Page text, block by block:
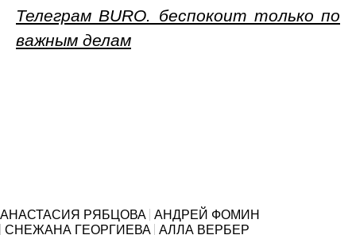
Телеграм BURO. беспокоит только по
важным делам
АНАСТАСИЯ РЯБЦОВА АНДРЕЙ ФОМИН
СНЕЖАНА ГЕОРГИЕВА АЛЛА ВЕРБЕР